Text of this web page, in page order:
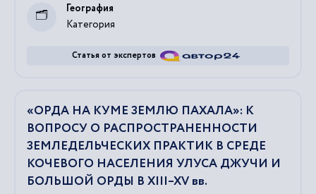
Категория
География
Статья от экспертов
«ОРДА НА КУМЕ ЗЕМЛЮ ПАХАЛА»: К
ВОПРОСУ О РАСПРОСТРАНЕННОСТИ
ЗЕМЛЕДЕЛЬЧЕСКИХ ПРАКТИК В СРЕДЕ
КОЧЕВОГО НАСЕЛЕНИЯ УЛУСА ДЖУЧИ И
БОЛЬШОЙ ОРДЫ В XIII–XV вв.